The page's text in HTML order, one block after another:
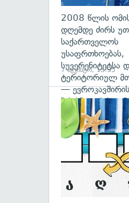
2008 წლის
დღემდე ძირს
საქართველოს
უსაფრთხოებას,
სუვერენიტეტსა
ტერიტორიულ
— ევროკავშირის
პრესპიკერის
7 აგვისტო, 13:35